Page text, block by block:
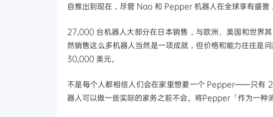
自推出到现在，尽管 Nao 和 Pepper 机器人在全球享有盛誉
27,000 台机器人大部分在日本销售，与欧洲、美国和世界
然销售这么多机器人当然是一项成就，但价格和能力往往是
30,000 美元。
不是每个人都相信人们会在家里想要一个 Pepper——只有
器人可以做一些实际的家务之前不会。将Pepper「作为一种